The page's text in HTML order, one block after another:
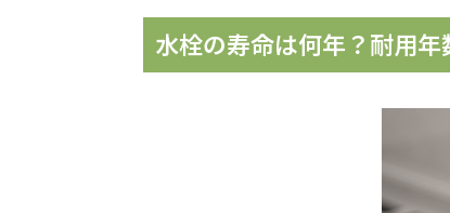
水栓の寿命は何年？耐用